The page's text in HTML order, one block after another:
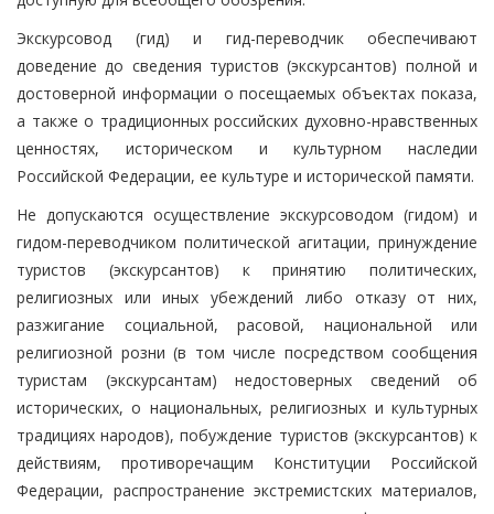
Экскурсовод (гид) и гид-переводчик обеспечивают
доведение до сведения туристов (экскурсантов) полной и
достоверной информации о посещаемых объектах показа,
а также о традиционных российских духовно-нравственных
ценностях, историческом и культурном наследии
Российской Федерации, ее культуре и исторической памяти.
Не допускаются осуществление экскурсоводом (гидом) и
гидом-переводчиком политической агитации, принуждение
туристов (экскурсантов) к принятию политических,
религиозных или иных убеждений либо отказу от них,
разжигание социальной, расовой, национальной или
религиозной розни (в том числе посредством сообщения
туристам (экскурсантам) недостоверных сведений об
исторических, о национальных, религиозных и культурных
традициях народов), побуждение туристов (экскурсантов) к
действиям, противоречащим Конституции Российской
Федерации, распространение экстремистских материалов,